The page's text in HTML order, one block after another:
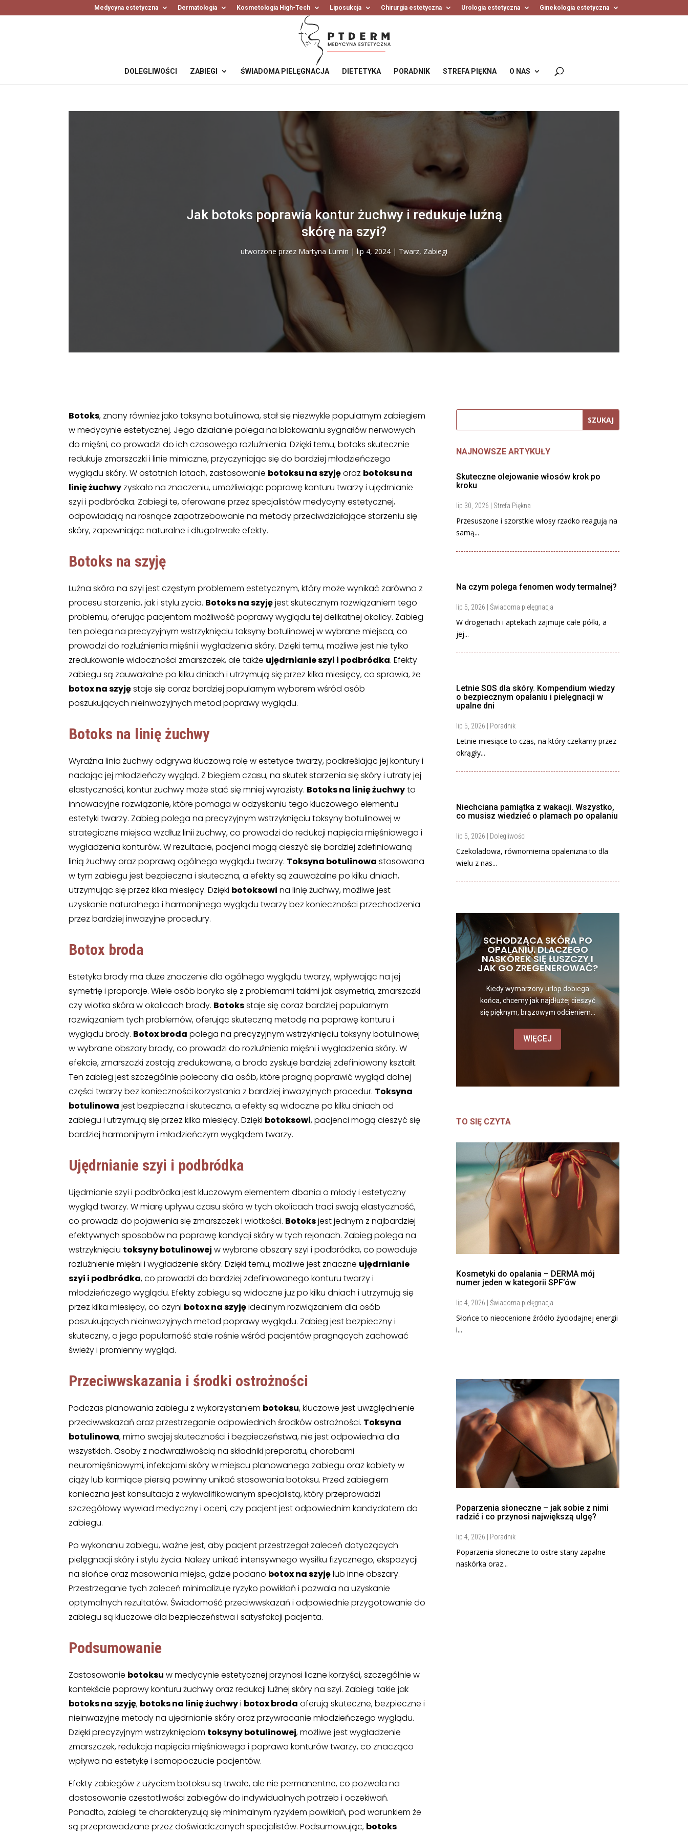
Medycyna estetyczna Dermatologia Kosmetologia High-Tech Liposukcja Chirurgia estetyczna Urologia estetyczna Ginekologia estetyczna
DOLEGLIWOŚCI ZABIEGI ŚWIADOMA PIELĘGNACJA DIETETYKA PORADNIK STREFA PIĘKNA O NAS
Jak botoks poprawia kontur żuchwy i redukuje luźną
skórę na szyi?
utworzone przez Martyna Lumin | lip 4, 2024 | Twarz, Zabiegi
Botoks, znany również jako toksyna botulinowa, stał się niezwykle popularnym zabiegiem
w medycynie estetycznej. Jego działanie polega na blokowaniu sygnałów nerwowych
do mięśni, co prowadzi do ich czasowego rozluźnienia. Dzięki temu, botoks skutecznie
redukuje zmarszczki i linie mimiczne, przyczyniając się do bardziej młodzieńczego
wyglądu skóry. W ostatnich latach, zastosowanie botoksu na szyjęoraz botoksu na
linię żuchwy zyskało na znaczeniu, umożliwiając poprawę konturu twarzy i ujędrnianie
szyi i podbródka. Zabiegi te, oferowane przez specjalistów medycyny estetycznej,
odpowiadają na rosnące zapotrzebowanie na metody przeciwdziałające starzeniu się
skóry, zapewniając naturalne i długotrwałe efekty.
Botoks na szyję
Luźna skóra na szyi jest częstym problemem estetycznym, który może wynikać zarówno z
procesu starzenia, jak i stylu życia. Botoks na szyjęjest skutecznym rozwiązaniem tego
problemu, oferując pacjentom możliwość poprawy wyglądu tej delikatnej okolicy. Zabieg
ten polega na precyzyjnym wstrzyknięciu toksyny botulinowej w wybrane miejsca, co
prowadzi do rozluźnienia mięśni i wygładzenia skóry. Dzięki temu, możliwe jest nie tylko
zredukowanie widoczności zmarszczek, ale także ujędrnianie szyi i podbródka. Efekty
zabiegu są zauważalne po kilku dniach i utrzymują się przez kilka miesięcy, co sprawia, że
botox na szyjęstaje się coraz bardziej popularnym wyborem wśród osób
poszukujących nieinwazyjnych metod poprawy wyglądu.
Botoks na linię żuchwy
Wyraźna linia żuchwy odgrywa kluczową rolę w estetyce twarzy, podkreślając jej kontury i
nadając jej młodzieńczy wygląd. Z biegiem czasu, na skutek starzenia się skóry i utraty jej
elastyczności, kontur żuchwy może stać się mniej wyrazisty. Botoks na linię żuchwyto
innowacyjne rozwiązanie, które pomaga w odzyskaniu tego kluczowego elementu
estetyki twarzy. Zabieg polega na precyzyjnym wstrzyknięciu toksyny botulinowej w
strategiczne miejsca wzdłuż linii żuchwy, co prowadzi do redukcji napięcia mięśniowego i
wygładzenia konturów. W rezultacie, pacjenci mogą cieszyć się bardziej zdefiniowaną
linią żuchwy oraz poprawą ogólnego wyglądu twarzy. Toksyna botulinowa stosowana
w tym zabiegu jest bezpieczna i skuteczna, a efekty są zauważalne po kilku dniach,
utrzymując się przez kilka miesięcy. Dzięki botoksowi na linię żuchwy, możliwe jest
uzyskanie naturalnego i harmonijnego wyglądu twarzy bez konieczności przechodzenia
przez bardziej inwazyjne procedury.
Botox broda
Estetyka brody ma duże znaczenie dla ogólnego wyglądu twarzy, wpływając na jej
symetrię i proporcje. Wiele osób boryka się z problemami takimi jak asymetria, zmarszczki
czy wiotka skóra w okolicach brody. Botoksstaje się coraz bardziej popularnym
rozwiązaniem tych problemów, oferując skuteczną metodę na poprawę konturu i
wyglądu brody. Botox broda polega na precyzyjnym wstrzyknięciu toksyny botulinowej
w wybrane obszary brody, co prowadzi do rozluźnienia mięśni i wygładzenia skóry. W
efekcie, zmarszczki zostają zredukowane, a broda zyskuje bardziej zdefiniowany kształt.
Ten zabieg jest szczególnie polecany dla osób, które pragną poprawić wygląd dolnej
części twarzy bez konieczności korzystania z bardziej inwazyjnych procedur. Toksyna
botulinowa jest bezpieczna i skuteczna, a efekty są widoczne po kilku dniach od
zabiegu i utrzymują się przez kilka miesięcy. Dzięki botoksowi, pacjenci mogą cieszyć się
bardziej harmonijnym i młodzieńczym wyglądem twarzy.
Ujędrnianie szyi i podbródka
Ujędrnianie szyi i podbródka jest kluczowym elementem dbania o młody i estetyczny
wygląd twarzy. W miarę upływu czasu skóra w tych okolicach traci swoją elastyczność,
co prowadzi do pojawienia się zmarszczek i wiotkości. Botoksjest jednym z najbardziej
efektywnych sposobów na poprawę kondycji skóry w tych rejonach. Zabieg polega na
wstrzyknięciu toksyny botulinowej w wybrane obszary szyi i podbródka, co powoduje
rozluźnienie mięśni i wygładzenie skóry. Dzięki temu, możliwe jest znaczne ujędrnianie
szyi i podbródka, co prowadzi do bardziej zdefiniowanego konturu twarzy i
młodzieńczego wyglądu. Efekty zabiegu są widoczne już po kilku dniach i utrzymują się
przez kilka miesięcy, co czyni botox na szyjęidealnym rozwiązaniem dla osób
poszukujących nieinwazyjnych metod poprawy wyglądu. Zabieg jest bezpieczny i
skuteczny, a jego popularność stale rośnie wśród pacjentów pragnących zachować
świeży i promienny wygląd.
Przeciwwskazania i środki ostrożności
Podczas planowania zabiegu z wykorzystaniem botoksu, kluczowe jest uwzględnienie
przeciwwskazań oraz przestrzeganie odpowiednich środków ostrożności. Toksyna
botulinowa, mimo swojej skuteczności i bezpieczeństwa, nie jest odpowiednia dla
wszystkich. Osoby z nadwrażliwością na składniki preparatu, chorobami
neuromięśniowymi, infekcjami skóry w miejscu planowanego zabiegu oraz kobiety w
ciąży lub karmiące piersią powinny unikać stosowania botoksu. Przed zabiegiem
konieczna jest konsultacja z wykwalifikowanym specjalistą, który przeprowadzi
szczegółowy wywiad medyczny i oceni, czy pacjent jest odpowiednim kandydatem do
zabiegu.
Po wykonaniu zabiegu, ważne jest, aby pacjent przestrzegał zaleceń dotyczących
pielęgnacji skóry i stylu życia. Należy unikać intensywnego wysiłku fizycznego, ekspozycji
na słońce oraz masowania miejsc, gdzie podano botox na szyjęlub inne obszary.
Przestrzeganie tych zaleceń minimalizuje ryzyko powikłań i pozwala na uzyskanie
optymalnych rezultatów. Świadomość przeciwwskazań i odpowiednie przygotowanie do
zabiegu są kluczowe dla bezpieczeństwa i satysfakcji pacjenta.
Podsumowanie
Zastosowanie botoksu w medycynie estetycznej przynosi liczne korzyści, szczególnie w
kontekście poprawy konturu żuchwy oraz redukcji luźnej skóry na szyi. Zabiegi takie jak
botoks na szyję, botoks na linię żuchwyi botox broda oferują skuteczne, bezpieczne i
nieinwazyjne metody na ujędrnianie skóry oraz przywracanie młodzieńczego wyglądu.
Dzięki precyzyjnym wstrzyknięciom toksyny botulinowej, możliwe jest wygładzenie
zmarszczek, redukcja napięcia mięśniowego i poprawa konturów twarzy, co znacząco
wpływa na estetykę i samopoczucie pacjentów.
Efekty zabiegów z użyciem botoksu są trwałe, ale nie permanentne, co pozwala na
dostosowanie częstotliwości zabiegów do indywidualnych potrzeb i oczekiwań.
Ponadto, zabiegi te charakteryzują się minimalnym ryzykiem powikłań, pod warunkiem że
są przeprowadzane przez doświadczonych specjalistów. Podsumowując, botoks
NAJNOWSZE ARTYKUŁY
Skuteczne olejowanie włosów krok po
kroku
lip 30, 2026 Strefa Piękna
Przesuszone i szorstkie włosy rzadko reagują na
samą...
Na czym polega fenomen wody termalnej?
lip 5, 2026 Świadoma pielęgnacja
W drogeriach i aptekach zajmuje całe półki, a
jej...
Letnie SOS dla skóry. Kompendium wiedzy
o bezpiecznym opalaniu i pielęgnacji w
upalne dni
lip 5, 2026 Poradnik
Letnie miesiące to czas, na który czekamy przez
okrągły...
Niechciana pamiątka z wakacji. Wszystko,
co musisz wiedzieć o plamach po opalaniu
lip 5, 2026 Dolegliwości
Czekoladowa, równomierna opalenizna to dla
wielu z nas...
SCHODZĄCA SKÓRA PO
OPALANIU. DLACZEGO
NASKÓREK SIĘ ŁUSZCZY I
JAK GO ZREGENEROWAĆ?
Kiedy wymarzony urlop dobiega
końca, chcemy jak najdłużej cieszyć
się pięknym, brązowym odcieniem...
WIĘCEJ
TO SIĘ CZYTA
Kosmetyki do opalania – DERMA mój
numer jeden w kategorii SPF’ów
lip 4, 2026 Świadoma pielęgnacja
Słońce to nieocenione źródło życiodajnej energii
i...
Poparzenia słoneczne – jak sobie z nimi
radzić i co przynosi największą ulgę?
lip 4, 2026 Poradnik
Poparzenia słoneczne to ostre stany zapalne
naskórka oraz...